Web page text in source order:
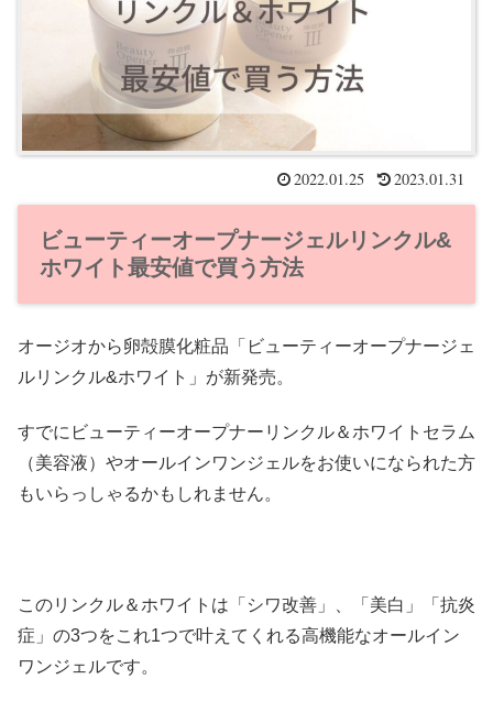
2022.01.25 2023.01.31
ビューティーオープナージェルリンクル&
ホワイト最安値で買う方法
オージオから卵殻膜化粧品「ビューティーオープナージェ
ルリンクル&ホワイト」が新発売。
すでにビューティーオープナーリンクル＆ホワイトセラム
（美容液）やオールインワンジェルをお使いになられた方
もいらっしゃるかもしれません。
このリンクル＆ホワイトは「シワ改善」、「美白」「抗炎
症」の3つをこれ1つで叶えてくれる高機能なオールイン
ワンジェルです。